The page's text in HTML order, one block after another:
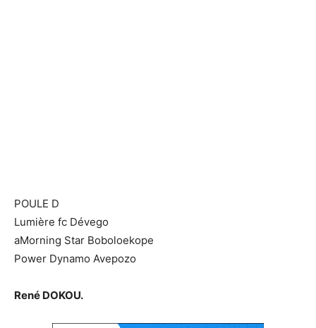
POULE D
Lumière fc Dévego
aMorning Star Boboloekope
Power Dynamo Avepozo
René DOKOU.